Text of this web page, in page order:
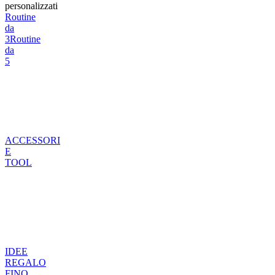
personalizzati
Routine
da
3Routine
da
5
ACCESSORI
E
TOOL
IDEE
REGALO